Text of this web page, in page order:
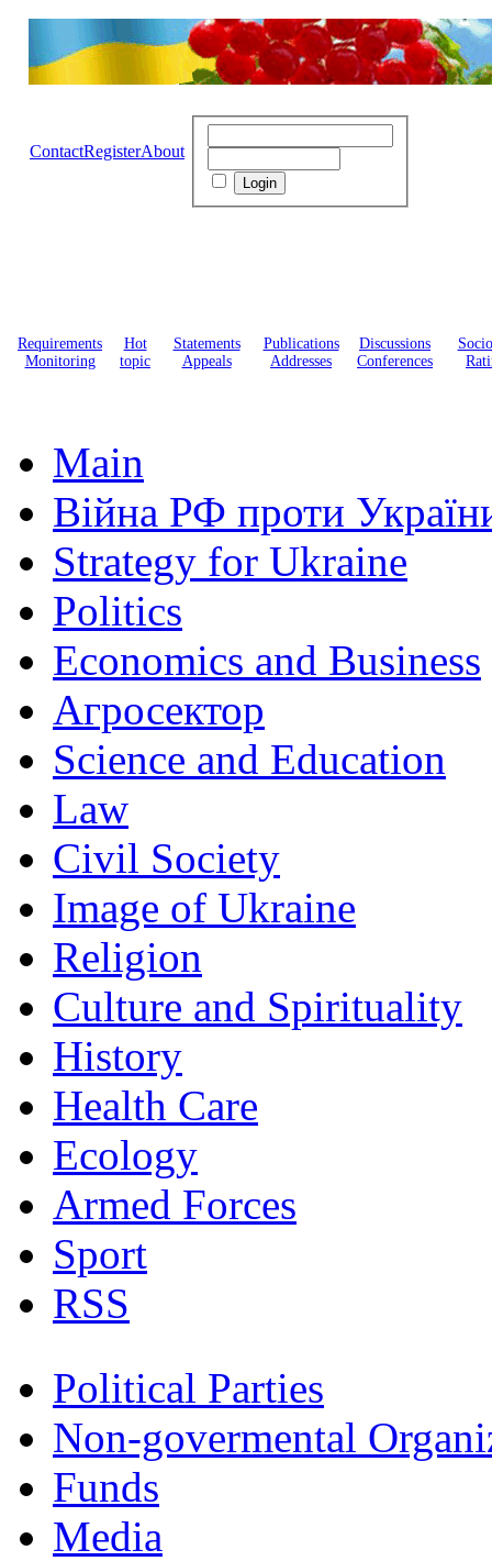
ContactRegisterAbout
Requirements
Monitoring
Hot
topic
Statements
Appeals
Publications
Addresses
Discussions
Conferences
Main
Війна РФ проти
Strategy for Ukraine
Politics
Economics and Business
Агросектор
Science and Education
Law
Civil Society
Image of Ukraine
Religion
Culture and Spirituality
History
Health Care
Ecology
Armed Forces
Sport
RSS
Political Parties
Non-govermental
Funds
Мedia